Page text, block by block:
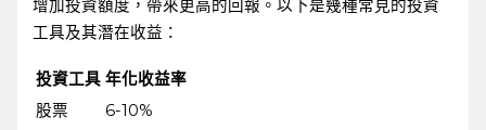
增加投資額度，帶來更高的回報。以下是幾種常見的投資
工具及其潛在收益：
投資工具 年化收益率
股票
6-10%